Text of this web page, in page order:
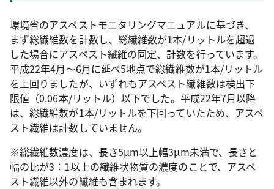
環境省のアスベストモニタリングマニュアルに基づき、
まず総繊維数を計数し、総繊維数が1本/リットルを超過
した場合にアスベスト繊維の同定、計数を行っています。
平成22年4月～6月に延べ5地点で総繊維数が1本/リットル
を上回りましたが、いずれもアスベスト繊維数は検出下
限値（0.06本/リットル）以下でした。平成22年7月以降
は、総繊維数が1本/リットルを下回っていたため、アスベ
スト繊維は計数していません。
※総繊維数濃度は、長さ5μm以上幅3μm未満で、長さと
幅の比が3：1以上の繊維状物質の濃度のことで、アスベ
スト繊維以外の繊維も含まれます。